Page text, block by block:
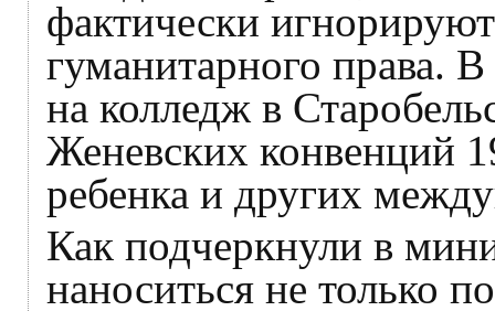
фактически
гуманитарного права. В
на колледж в
Женевских конвенций
ребенка и других
Как подчеркнули в
наноситься не только